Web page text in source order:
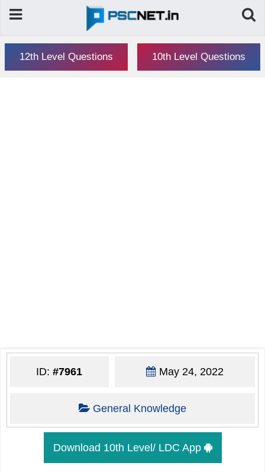
12th Level Questions 10th Level Questions
ID:#7961 May 24, 2022
General Knowledge
Download 10th Level/ LDC App